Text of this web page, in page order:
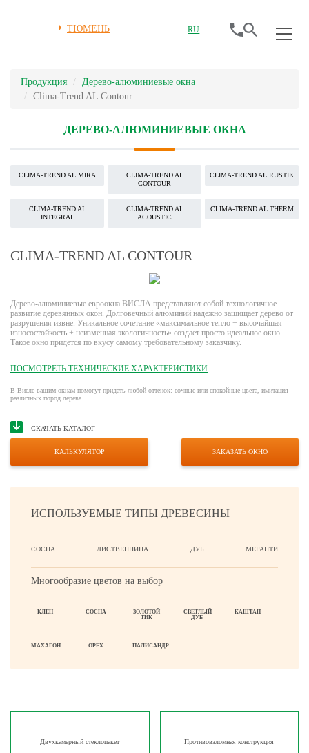
ТЮМЕНЬ RU
Продукция
Дерево-алюминиевые окна
Clima-Trend AL Contour
ДЕРЕВО-АЛЮМИНИЕВЫЕ ОКНА
CLIMA-TREND AL MIRA
CLIMA-TREND AL
CONTOUR
CLIMA-TREND AL RUSTIK
CLIMA-TREND AL
INTEGRAL
CLIMA-TREND AL
ACOUSTIC
CLIMA-TREND AL THERM
CLIMA-TREND AL CONTOUR
Дерево-алюминиевые евроокна ВИСЛА представляют собой технологичное
развитие деревянных окон. Долговечный алюминий надежно защищает дерево от
разрушения извне. Уникальное сочетание «максимальное тепло + высочайшая
износостойкость + неизменная экологичность» создает просто идеальное окно.
Такое окно придется по вкусу самому требовательному заказчику.
ПОСМОТРЕТЬ ТЕХНИЧЕСКИЕ ХАРАКТЕРИСТИКИ
В Висле вашим окнам помогут придать любой оттенок: сочные или спокойные цвета, имитация
различных пород дерева.
СКАЧАТЬ КАТАЛОГ
КАЛЬКУЛЯТОР ЗАКАЗАТЬ ОКНО
ИСПОЛЬЗУЕМЫЕ ТИПЫ ДРЕВЕСИНЫ
СОСНА ЛИСТВЕННИЦА ДУБ МЕРАНТИ
Многообразие цветов на выбор
КЛЕН СОСНА
ЗОЛОТОЙ
ТИК
СВЕТЛЫЙ
ДУБ
КАШТАН
МАХАГОН ОРЕХ ПАЛИСАНДР
Двухкамерный стеклопакет Противовзломная конструкция